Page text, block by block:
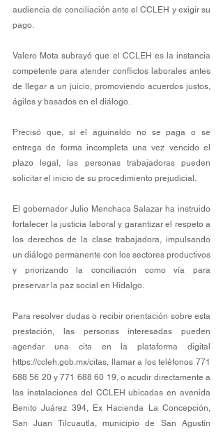
audiencia de conciliación ante el CCLEH y exigir su
pago.
Valero Mota subrayó que el CCLEH es la instancia
competente para atender conflictos laborales antes
de llegar a un juicio, promoviendo acuerdos justos,
ágiles y basados en el diálogo.
Precisó que, si el aguinaldo no se paga o se
entrega de forma incompleta una vez vencido el
plazo legal, las personas trabajadoras pueden
solicitar el inicio de su procedimiento prejudicial.
El gobernador Julio Menchaca Salazar ha instruido
fortalecer la justicia laboral y garantizar el respeto a
los derechos de la clase trabajadora, impulsando
un diálogo permanente con los sectores productivos
y priorizando la conciliación como vía para
preservar la paz social en Hidalgo.
Para resolver dudas o recibir orientación sobre esta
prestación, las personas interesadas pueden
https://ccleh.gob.mx/citas, llamar a los teléfonos 771
688 56 20 y 771 688 60 19, o acudir directamente a
las instalaciones del CCLEH ubicadas en avenida
Benito Juárez 394, Ex Hacienda La Concepción,
San Juan Tilcuautla, municipio de San Agustín